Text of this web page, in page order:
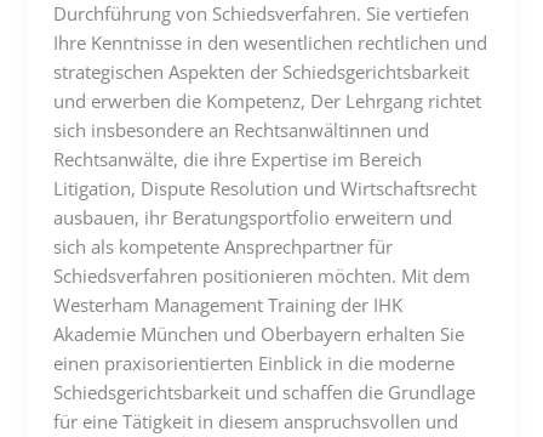
Durchführung von Schiedsverfahren. Sie vertiefen
Ihre Kenntnisse in den wesentlichen rechtlichen und
strategischen Aspekten der Schiedsgerichtsbarkeit
und erwerben die Kompetenz, Der Lehrgang richtet
sich insbesondere an Rechtsanwältinnen und
Rechtsanwälte, die ihre Expertise im Bereich
Litigation, Dispute Resolution und Wirtschaftsrecht
ausbauen, ihr Beratungsportfolio erweitern und
sich als kompetente Ansprechpartner für
Schiedsverfahren positionieren möchten. Mit dem
Westerham Management Training der IHK
Akademie München und Oberbayern erhalten Sie
einen praxisorientierten Einblick in die moderne
Schiedsgerichtsbarkeit und schaffen die Grundlage
für eine Tätigkeit in diesem anspruchsvollen und